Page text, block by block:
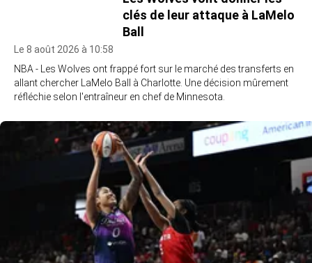
clés de leur attaque à LaMelo
Ball
Le 8 août 2026 à 10:58
NBA - Les Wolves ont frappé fort sur le marché des transferts en
allant chercher LaMelo Ball à Charlotte. Une décision mûrement
réfléchie selon l'entraîneur en chef de Minnesota.